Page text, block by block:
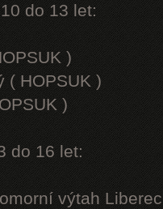
do 13 let:
)
( HOPSUK )
)
do 16 let:
výtah